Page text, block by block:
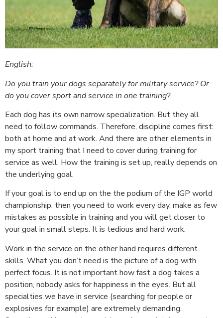
English:
Do you train your dogs separately for military service? Or
do you cover sport and service in one training?
Each dog has its own narrow specialization. But they all
need to follow commands. Therefore, discipline comes first:
both at home and at work. And there are other elements in
my sport training that I need to cover during training for
service as well. How the training is set up, really depends on
the underlying goal.
If your goal is to end up on the the podium of the IGP world
championship, then you need to work every day, make as few
mistakes as possible in training and you will get closer to
your goal in small steps. It is tedious and hard work.
Work in the service on the other hand requires different
skills. What you don’t need is the picture of a dog with
perfect focus. It is not important how fast a dog takes a
position, nobody asks for happiness in the eyes. But all
specialties we have in service (searching for people or
explosives for example) are extremely demanding.